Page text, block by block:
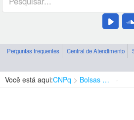
Perguntas frequentes Central de Atendimento
Você está aqui:CNPq Bolsas e Auxílios Vigentes